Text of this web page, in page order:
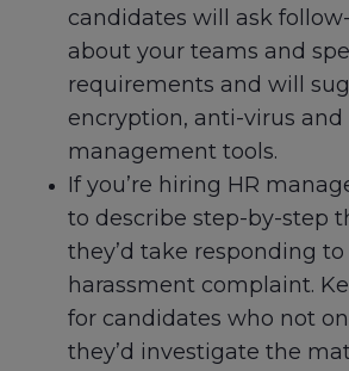
candidates will ask
about your teams and
requirements and will
encryption, anti-virus and
management tools.
If you’re hiring HR
to describe step-by-step
they’d take responding to
harassment complaint.
for candidates who not
they’d investigate the